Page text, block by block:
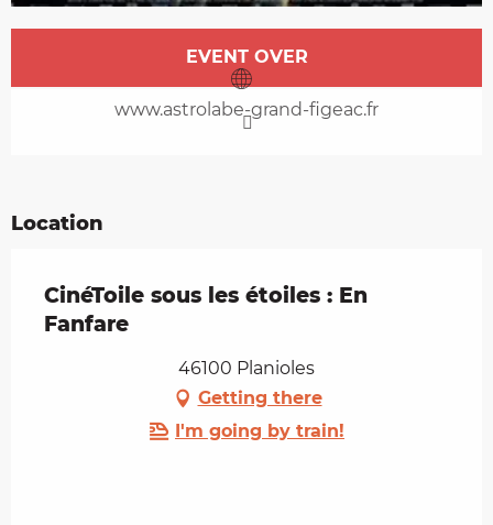
Opening hours & contact details
EVENT OVER
www.astrolabe-grand-figeac.fr
Location
CinéToile sous les étoiles : En
Fanfare
46100 Planioles
Getting there
I'm going by train!